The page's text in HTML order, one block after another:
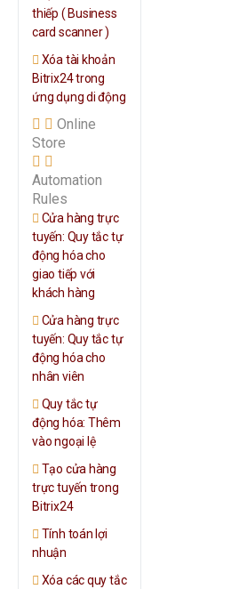
thiếp ( Business
card scanner )
Xóa tài khoản
Bitrix24 trong
ứng dụng di động
Online
Store
Automation
Rules
Cửa hàng trực
tuyến: Quy tắc tự
động hóa cho
giao tiếp với
khách hàng
Cửa hàng trực
tuyến: Quy tắc tự
động hóa cho
nhân viên
Quy tắc tự
động hóa: Thêm
vào ngoại lệ
Tạo cửa hàng
trực tuyến trong
Bitrix24
Tính toán lợi
nhuận
Xóa các quy tắc